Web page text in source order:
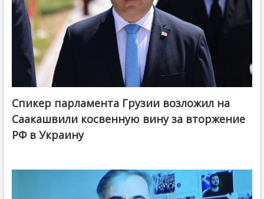
Спикер парламента Грузии возложил на
Саакашвили косвенную вину за вторжение
РФ в Украину